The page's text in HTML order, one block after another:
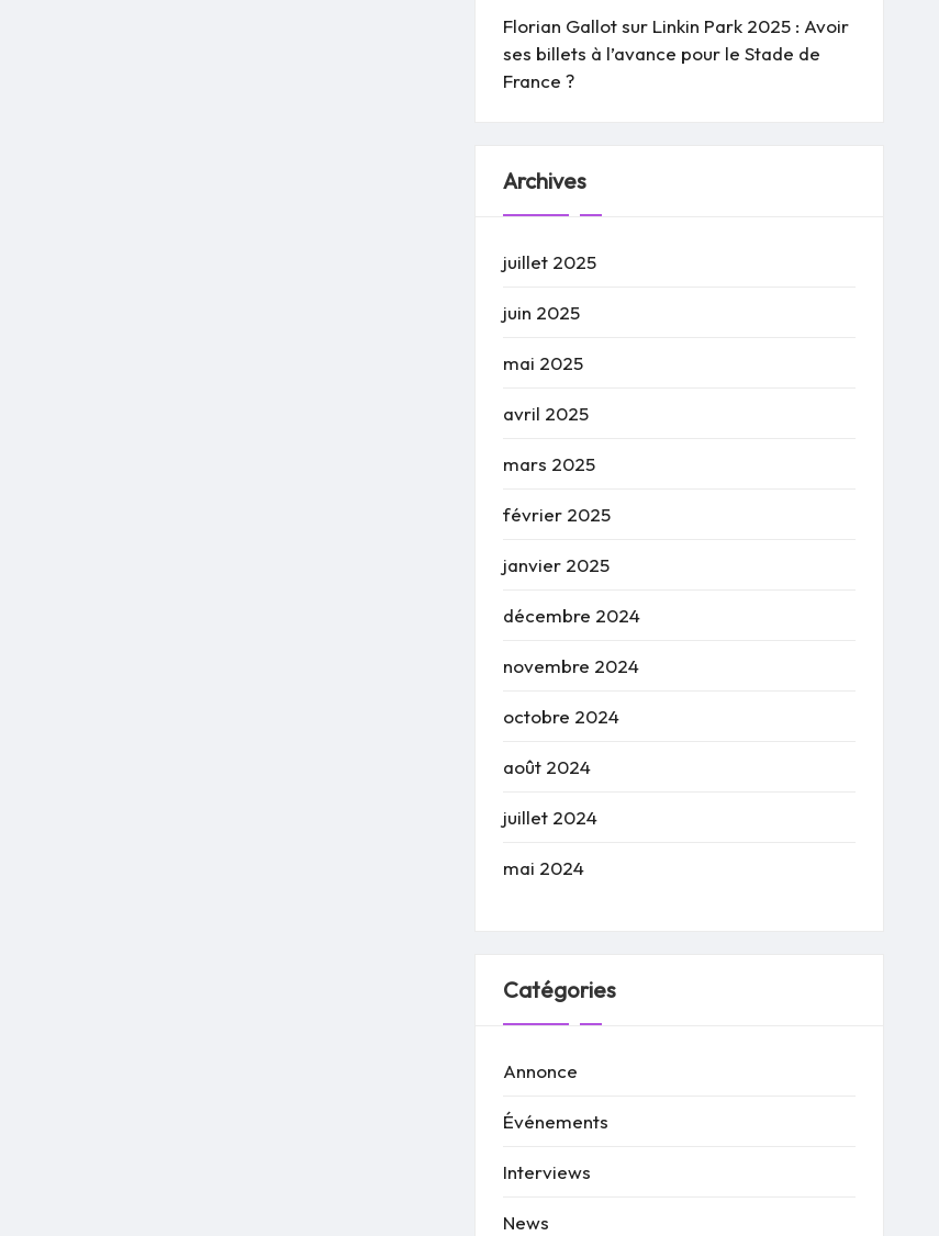
Florian Gallotsur Linkin Park 2025 : Avoir
ses billets à l’avance pour le Stade de
France ?
Archives
juillet 2025
juin 2025
mai 2025
avril 2025
mars 2025
février 2025
janvier 2025
décembre 2024
novembre 2024
octobre 2024
août 2024
juillet 2024
mai 2024
Catégories
Annonce
Événements
Interviews
News